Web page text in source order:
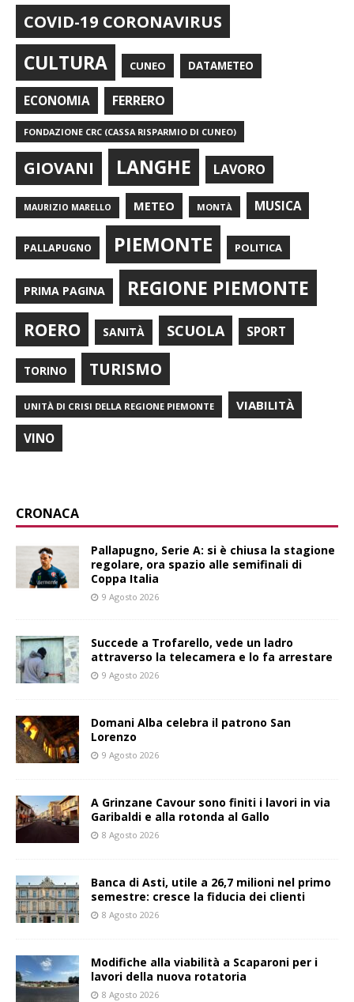
COVID-19 CORONAVIRUS
CULTURA CUNEO DATAMETEO
ECONOMIA FERRERO
FONDAZIONE CRC (CASSA RISPARMIO DI CUNEO)
GIOVANI LANGHE LAVORO
MAURIZIO MARELLO METEO MONTÀ MUSICA
PALLAPUGNO PIEMONTE POLITICA
PRIMA PAGINA REGIONE PIEMONTE
ROERO SANITÀ SCUOLA SPORT
TORINO TURISMO
UNITÀ DI CRISI DELLA REGIONE PIEMONTE VIABILITÀ
VINO
CRONACA
Pallapugno, Serie A: si è chiusa la stagione
regolare, ora spazio alle semifinali di
Coppa Italia
9 Agosto 2026
Succede a Trofarello, vede un ladro
attraverso la telecamera e lo fa arrestare
9 Agosto 2026
Domani Alba celebra il patrono San
Lorenzo
9 Agosto 2026
A Grinzane Cavour sono finiti i lavori in via
Garibaldi e alla rotonda al Gallo
8 Agosto 2026
Banca di Asti, utile a 26,7 milioni nel primo
semestre: cresce la fiducia dei clienti
8 Agosto 2026
Modifiche alla viabilità a Scaparoni per i
lavori della nuova rotatoria
8 Agosto 2026